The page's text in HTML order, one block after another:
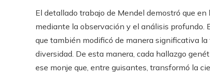
El detallado trabajo de Mendel demostró que
mediante la observación y el análisis profundo.
que también modificó de manera significativa
diversidad. De esta manera, cada hallazgo
ese monje que, entre guisantes, transformó la